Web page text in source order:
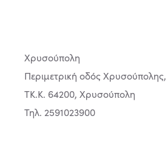
Χρυσούπολη
Περιμετρική οδός Χρυσούπολης,
ΤΚ.Κ. 64200, Χρυσούπολη
Τηλ. 2591023900